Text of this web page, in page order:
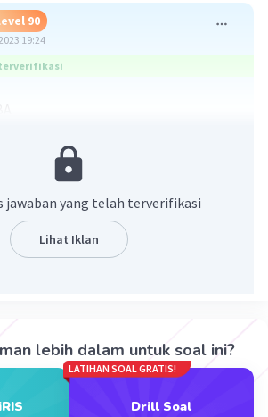
90
19:24
Iklan
jawaban yang telah terverifikasi
Lihat Iklan
lebih dalam untuk soal ini?
LATIHAN SOAL GRATIS!
Drill Soal